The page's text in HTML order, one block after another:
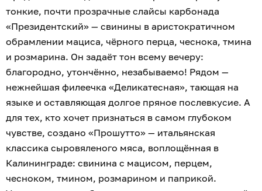
тонкие, почти прозрачные слайсы карбонада
«Президентский» — свинины в аристократичном
обрамлении мациса, чёрного перца, чеснока, тмина
и розмарина. Он задаёт тон всему вечеру:
благородно, утончённо, незабываемо! Рядом —
нежнейшая филеечка «Деликатесная», тающая на
языке и оставляющая долгое пряное послевкусие. А
для тех, кто хочет признаться в самом глубоком
чувстве, создано «Прошутто» — итальянская
классика сыровяленого мяса, воплощённая в
Калининграде: свинина с мацисом, перцем,
чесноком, тмином, розмарином и паприкой.